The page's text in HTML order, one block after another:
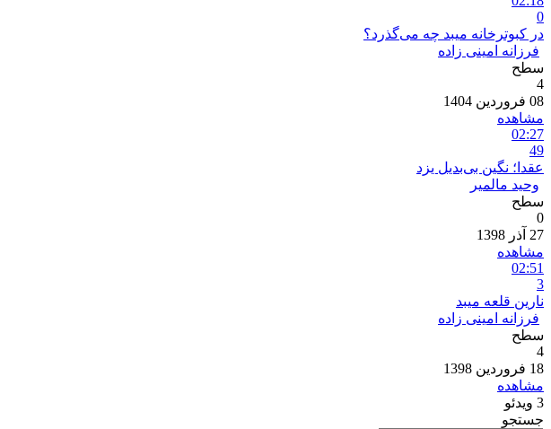
0
در کبوترخانه میبد چه می‌گذرد؟
فرزانه امینی زاده
سطح
4
08 فروردین 1404
مشاهده
02:27
49
عقدا؛ نگین بی‌بدیل یزد
وحید مالمیر
سطح
0
27 آذر 1398
مشاهده
02:51
3
نارین قلعه میبد
فرزانه امینی زاده
سطح
4
18 فروردین 1398
مشاهده
3 ویدئو
جستجو